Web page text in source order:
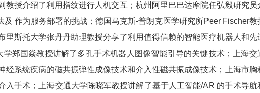
教授介绍了利用指纹进行人机交互；杭州阿里巴巴达摩院任弘毅研究员
作为服务部署的挑战；德国马克斯-普朗克医学研究所Peer Fischer教
里斯托大学张丹丹助理教授分享了利用值得信赖的智能医疗机器人和先
郑国焱教授讲解了多孔手术机器人图像智能引导的关键技术；上海交
经系统疾病的磁共振弹性成像技术和介入性磁共振成像技术；上海市胸
入手术；上海交通大学陈晓军教授讲解了基于人工智能/AR 的手术导航